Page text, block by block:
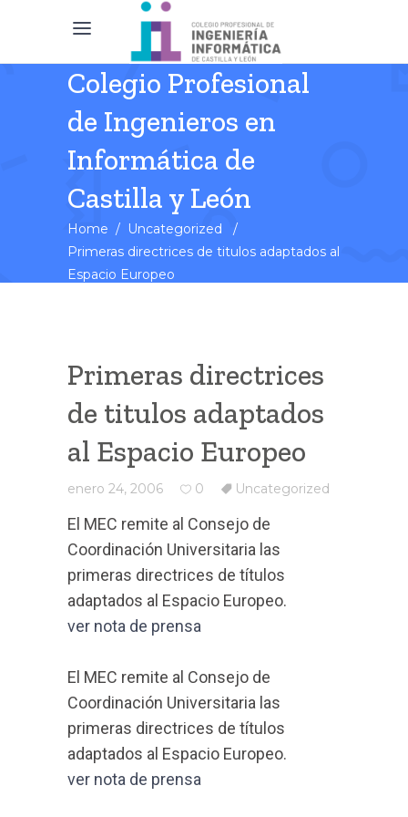
Colegio Profesional
de Ingenieros en
Informática de
Castilla y León
Home / Uncategorized
/
Primeras directrices de titulos adaptados al
Espacio Europeo
Primeras directrices
de titulos adaptados
al Espacio Europeo
enero 24, 2006 0 Uncategorized
El MEC remite al Consejo de
Coordinación Universitaria las
primeras directrices de títulos
adaptados al Espacio Europeo.
ver nota de prensa
El MEC remite al Consejo de
Coordinación Universitaria las
primeras directrices de títulos
adaptados al Espacio Europeo.
ver nota de prensa